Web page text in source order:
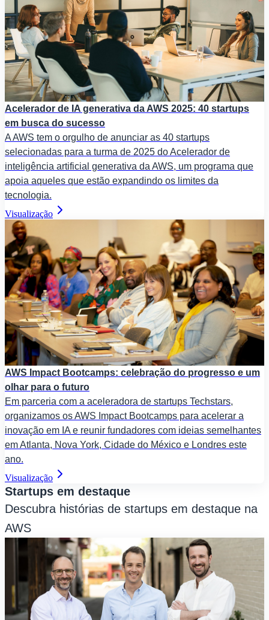
Acelerador de IA generativa da AWS 2025: 40 startups
em busca do sucesso
A AWS tem o orgulho de anunciar as 40 startups
selecionadas para a turma de 2025 do Acelerador de
inteligência artificial generativa da AWS, um programa que
apoia aqueles que estão expandindo os limites da
tecnologia.
Visualização
AWS Impact Bootcamps: celebração do progresso e um
olhar para o futuro
Em parceria com a aceleradora de startups Techstars,
organizamos os AWS Impact Bootcamps para acelerar a
inovação em IA e reunir fundadores com ideias semelhantes
em Atlanta, Nova York, Cidade do México e Londres este
ano.
Visualização
Startups em destaque
Descubra histórias de startups em destaque na
AWS